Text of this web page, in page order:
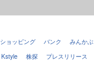
ショッピング バンク みんかぶ
Kstyle
株探 プレスリリース